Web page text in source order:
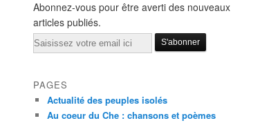
Abonnez-vous pour être averti des nouveaux
articles publiés.
Email
PAGES
Actualité des peuples isolés
Au coeur du Che : chansons et poèmes